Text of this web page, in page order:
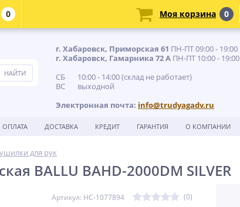
г. Хабаровск, Приморская 61 ПН-ПТ 09:00 - 19:00
г. Хабаровск, Гамарника 72 А ПН-ПТ 10:00 - 19:00
СБ 10:00 - 14:00 (склад не работает)
ВС выходной
Электронная почта: info@trudyagadv.ru
ОПЛАТА ДОСТАВКА КРЕДИТ ГАРАНТИЯ О КОМПАНИИ
для рук
BALLU BAHD-2000DM SILVER
Артикул: НС-1077894 (0)
0 Моя корзина 0